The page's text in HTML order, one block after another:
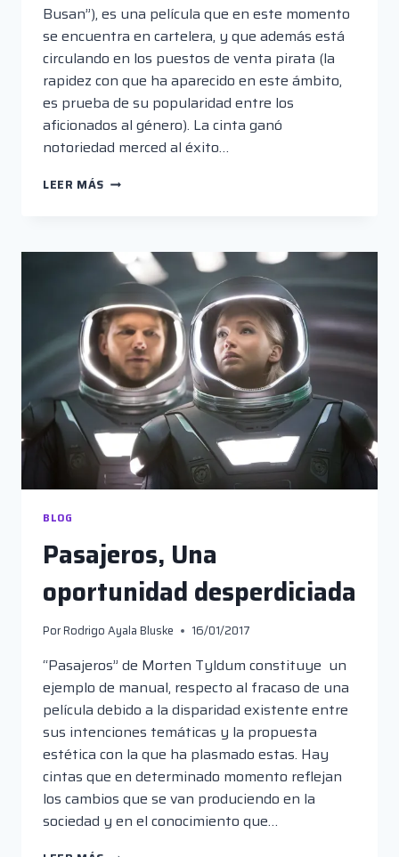
Busan”), es una película que en este momento
se encuentra en cartelera, y que además está
circulando en los puestos de venta pirata (la
rapidez con que ha aparecido en este ámbito,
es prueba de su popularidad entre los
aficionados al género). La cinta ganó
notoriedad merced al éxito…
LEER MÁS ESTACIÓN
BLOG
Pasajeros, Una
oportunidad desperdiciada
PorRodrigo Ayala Bluske 16/01/2017
“Pasajeros” de Morten Tyldum constituye un
ejemplo de manual, respecto al fracaso de una
película debido a la disparidad existente entre
sus intenciones temáticas y la propuesta
estética con la que ha plasmado estas. Hay
cintas que en determinado momento reflejan
los cambios que se van produciendo en la
sociedad y en el conocimiento que…